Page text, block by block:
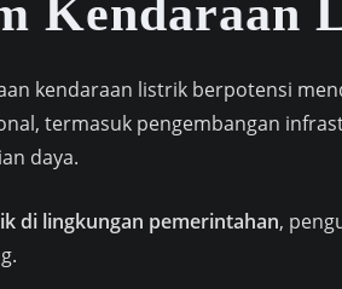
Kendaraan
kendaraan listrik berpotensi
termasuk pengembangan
daya.
di lingkungan pemerintahan,